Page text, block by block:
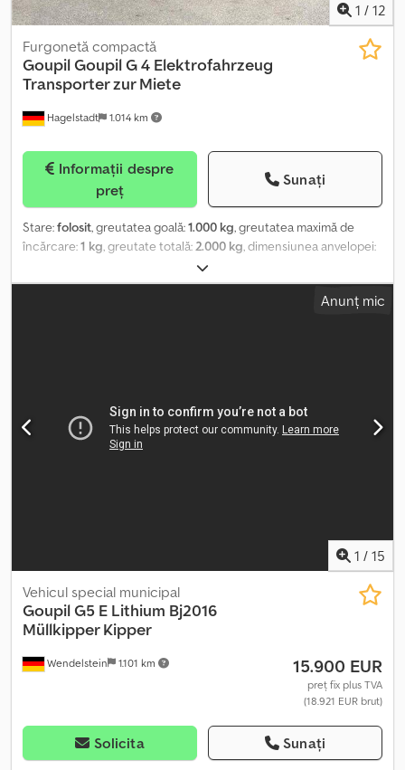
1 / 12
Hagelstadt 1.014 km
Furgonetă compactă
GoupilGoupil G 4 Elektrofahrzeug
Transporter zur Miete
preț
Sunați
Stare:folosit, greutatea goală:1.000 kg, greutatea maximă de
încărcare:1 kg, greutate totală:2.000 kg, dimensiunea anvelopei:
, starea anvelopelor:
2023, ore de funcționare:200 h, dimensiunea anvelopei din față:
, dimensiunea anvelopei din spate:
km/h, basculantă, încălzitor staționar Webasto, baterie litiu 13,8
kW/h, sarcină utilă aprox. 1.000 kg. Livrare gratuită pe o rază de 100
km. Adresă ridicare: Donaustrasse 10, 94491 Hengersberg. Detalii
Anunț mic
1 / 15
Wendelstein 1.101 km
Vehicul special municipal
GoupilG5 E Lithium Bj2016
Müllkipper Kipper
15.900 EUR
preț fix plus TVA
(18.921 EUR brut)
Solicita Sunați